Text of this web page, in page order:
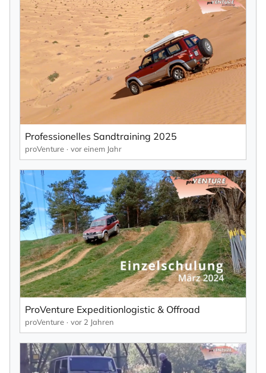
Professionelles Sandtraining 2025
proVenture vor einem Jahr
ProVenture Expeditionlogistic & Offroad
proVenture vor 2 Jahren
NEWSLETTER ABONNIEREN
Vorname
Nachname
Ihre E-Mail-Adresse
Ich willige in den Empfang des Newsletters ein,
den ich jederzeit mit dem Link im Newsletter
selbst abbestellen kann.